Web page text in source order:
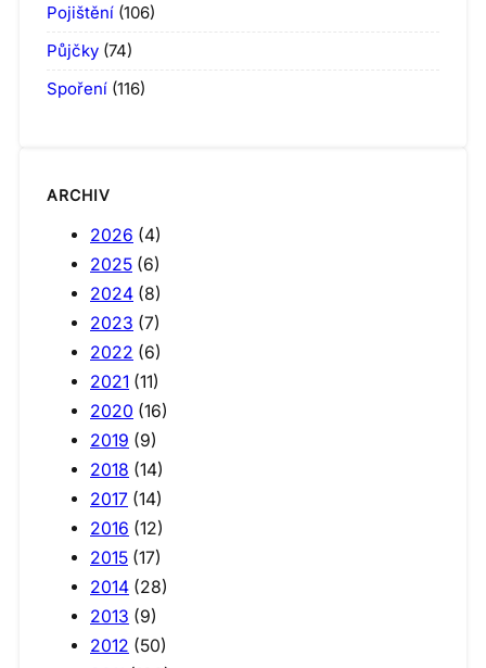
Pojištění (106)
Půjčky (74)
Spoření (116)
ARCHIV
2026 (4)
2025 (6)
2024 (8)
2023 (7)
2022 (6)
2021 (11)
2020 (16)
2019 (9)
2018 (14)
2017 (14)
2016 (12)
2015 (17)
2014 (28)
2013 (9)
2012 (50)